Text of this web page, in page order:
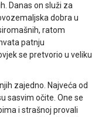
Danas on služi za
dobra u
ratom
patnju
se pretvorio u veliku
zajedno. Najveća od
sasvim očite. One se
i strašnoj provali